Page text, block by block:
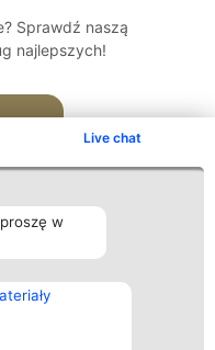
Live chat
w
Sprawdź naszą
najlepszych!
Kontakt
Kontakt